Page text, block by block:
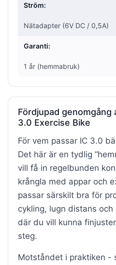
Ström:
Nätadapter (6V DC / 0,5A)
Garanti:
1 år (hemmabruk)
Fördjupad genomgång
3.0 Exercise Bike
För vem passar IC 3.0
Det här är en tydlig
vill få in regelbunden
krångla med appar och
passar särskilt bra för
cykling, lugn distans
där du vill kunna
steg.
Motståndet i praktiken -